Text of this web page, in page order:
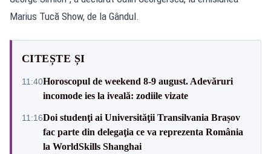
Marius Tucă Show, de la Gândul.
CITEȘTE ȘI
11:40Horoscopul de weekend 8-9 august. Adevăruri
incomode ies la iveală: zodiile vizate
11:16Doi studenţi ai Universităţii Transilvania Brașov
fac parte din delegaţia ce va reprezenta România
la WorldSkills Shanghai